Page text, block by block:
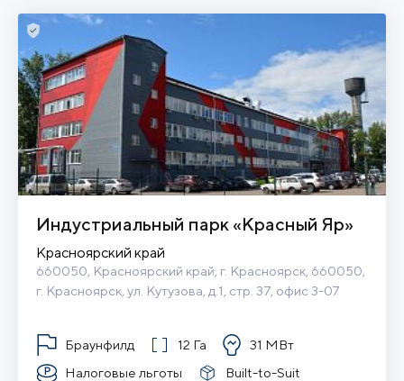
Индустриальный парк «Красный Яр»
Красноярский край
660050, Красноярский край, г. Красноярск, 660050,
г. Красноярск, ул. Кутузова, д.1, стр. 37, офис 3-07
Браунфилд 12 Га
31 МВт
Налоговые льготы
Built-to-Suit